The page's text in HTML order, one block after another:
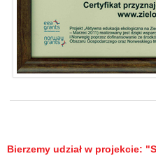
Bierzemy udział w projekcie: